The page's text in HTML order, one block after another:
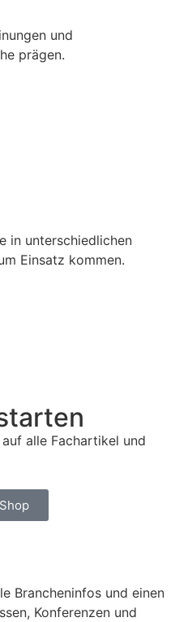
und
prägen.
in unterschiedlichen
Einsatz kommen.
alle Fachartikel und
Brancheninfos und einen
Konferenzen und